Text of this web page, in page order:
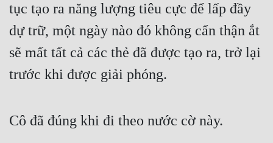
tục tạo ra năng lượng tiêu cực để lấp đầy
dự trữ, một ngày nào đó không cẩn thận ắt
sẽ mất tất cả các thẻ đã được tạo ra, trở lại
trước khi được giải phóng.
Cô đã đúng khi đi theo nước cờ này.